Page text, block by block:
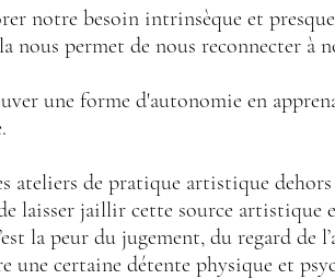
notre besoin intrinsèque et
nous permet de nous reconnecter à
une forme d'autonomie en
ateliers de pratique artistique
laisser jaillir cette source artistique
la peur du jugement, du regard de
une certaine détente physique et